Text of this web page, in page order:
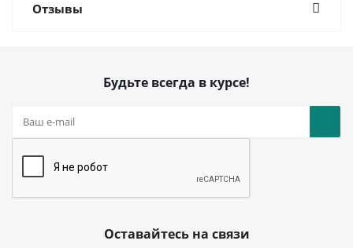
Отзывы
Будьте всегда в курсе!
Оставайтесь на связи